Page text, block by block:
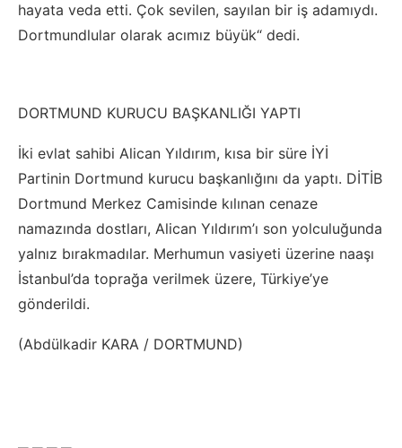
hayata veda etti. Çok sevilen, sayılan bir iş adamıydı.
Dortmundlular olarak acımız büyük“ dedi.
DORTMUND KURUCU BAŞKANLIĞI YAPTI
İki evlat sahibi Alican Yıldırım, kısa bir süre İYİ
Partinin Dortmund kurucu başkanlığını da yaptı. DİTİB
Dortmund Merkez Camisinde kılınan cenaze
namazında dostları, Alican Yıldırım’ı son yolculuğunda
yalnız bırakmadılar. Merhumun vasiyeti üzerine naaşı
İstanbul’da toprağa verilmek üzere, Türkiye’ye
gönderildi.
(Abdülkadir KARA / DORTMUND)